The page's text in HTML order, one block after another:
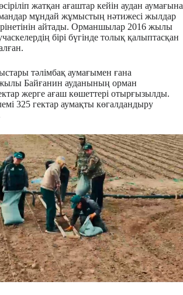
жатқан ағаштар кейін аудан аумағына
мұндай жұмыстың нәтижесі жылдар
айтады. Орманшылар 2016 жылы
бірі бүгінде толық қалыптасқан
тәлімбақ аумағымен ғана
Байғанин ауданының орман
жерге ағаш көшеттері отырғызылды.
325 гектар аумақты көгалдандыру